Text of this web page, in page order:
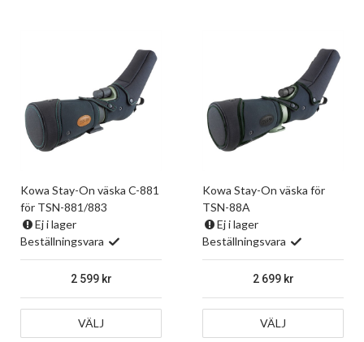
Kowa Stay-On väska C-881
för TSN-881/883
Ej i lager
Beställningsvara
2 599
VÄLJ
Kowa Stay-On väska för
TSN-88A
Ej i lager
Beställningsvara
2 699
VÄLJ